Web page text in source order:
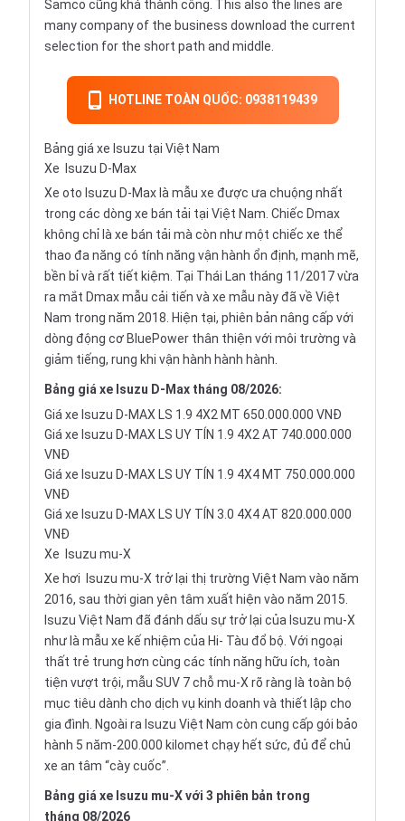
Samco cũng khá thành công. This also the lines are
many company of the business download the current
selection for the short path and middle.
HOTLINE TOÀN QUỐC: 0938119439
Bảng giá xe Isuzu tại Việt Nam
Xe
Isuzu D-Max
Xe oto Isuzu D-Max là mẫu xe được ưa chuộng nhất
trong các dòng xe bán tải tại Việt Nam. Chiếc Dmax
không chỉ là xe bán tải mà còn như một chiếc xe thể
thao đa năng có tính năng vận hành ổn định, mạnh mẽ,
bền bỉ và rất tiết kiệm. Tại Thái Lan tháng 11/2017 vừa
ra mắt Dmax mẫu cải tiến và xe mẫu này đã về Việt
Nam trong năm 2018. Hiện tại, phiên bản nâng cấp với
dòng động cơ BluePower thân thiện với môi trường và
giảm tiếng, rung khi vận hành hành hành.
Bảng giá xe Isuzu D-Max tháng 08/2026:
Giá xe Isuzu D-MAX LS 1.9 4X2 MT 650.000.000 VNĐ
Giá xe Isuzu D-MAX LS UY TÍN 1.9 4X2 AT 740.000.000
VNĐ
Giá xe Isuzu D-MAX LS UY TÍN 1.9 4X4 MT 750.000.000
VNĐ
Giá xe Isuzu D-MAX LS UY TÍN 3.0 4X4 AT 820.000.000
VNĐ
Xe
Isuzu mu-X
Xe hơi
Isuzu mu-X trở lại thị trường Việt Nam vào năm
2016, sau thời gian yên tâm xuất hiện vào năm 2015.
Isuzu Việt Nam đã đánh dấu sự trở lại của Isuzu mu-X
như là mẫu xe kế nhiệm của Hi- Tàu đổ bộ. Với ngoại
thất trẻ trung hơn cùng các tính năng hữu ích, toàn
tiện vượt trội, mẫu SUV 7 chỗ mu-X rõ ràng là toàn bộ
mục tiêu dành cho dịch vụ kinh doanh và thiết lập cho
gia đình. Ngoài ra Isuzu Việt Nam còn cung cấp gói bảo
hành 5 năm-200.000 kilomet chạy hết sức, đủ để chủ
xe an tâm “cày cuốc”.
Bảng giá xe Isuzu mu-X với 3 phiên bản trong
tháng 08/2026